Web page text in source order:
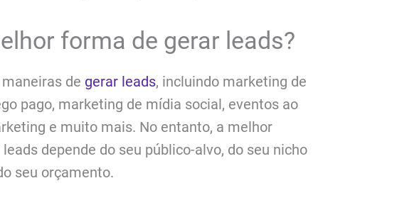
forma de gerar leads?
de gerar leads, incluindo marketing de
pago, marketing de mídia social, eventos ao
e muito mais. No entanto, a melhor
depende do seu público-alvo, do seu nicho
seu orçamento.